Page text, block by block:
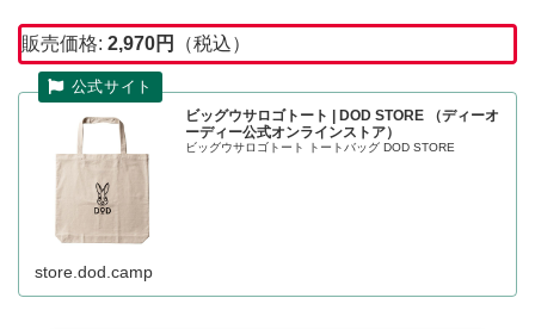
販売価格: 2,970円 （税込）
ビッグウサロゴトート | DOD STORE （ディーオ
ーディー公式オンラインストア）
ビッグウサロゴトート トートバッグ DOD STORE
store.dod.camp